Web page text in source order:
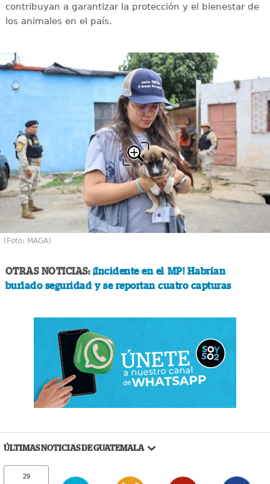
contribuyan a garantizar la protección y el bienestar de
los animales en el país.
(Foto: MAGA)
OTRAS NOTICIAS: ¡Incidente en el MP! Habrían
burlado seguridad y se reportan cuatro capturas
ÚLTIMAS NOTICIAS DE GUATEMALA
29